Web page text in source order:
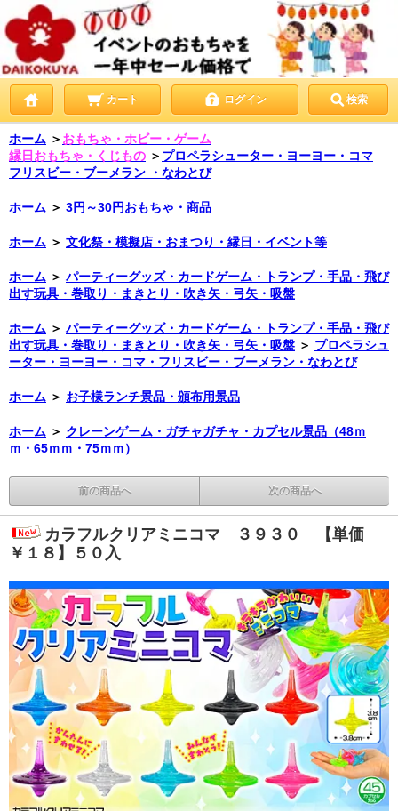
カート ログイン 検索
ホーム ＞ おもちゃ・ホビー・ゲーム
縁日おもちゃ・くじもの ＞ プロペラシューター・ヨーヨー・コマ
フリスビー・ブーメラン ・なわとび
ホーム ＞ 3円～30円おもちゃ・商品
ホーム ＞ 文化祭・模擬店・おまつり・縁日・イベント等
ホーム ＞ パーティーグッズ・カードゲーム・トランプ・手品・飛び
出す玩具・巻取り・まきとり・吹き矢・弓矢・吸盤
ホーム ＞ パーティーグッズ・カードゲーム・トランプ・手品・飛び
出す玩具・巻取り・まきとり・吹き矢・弓矢・吸盤 ＞ プロペラシュ
ーター・ヨーヨー・コマ・フリスビー・ブーメラン・なわとび
ホーム ＞ お子様ランチ景品・頒布用景品
ホーム ＞ クレーンゲーム・ガチャガチャ・カプセル景品（48ｍ
ｍ・65ｍｍ・75ｍｍ）
前の商品へ 次の商品へ
カラフルクリアミニコマ ３９３０ 【単価
￥１８】５０入